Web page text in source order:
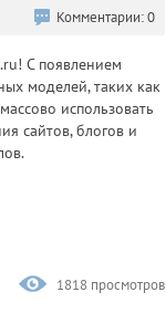
Комментарии: 0
С появлением
моделей, таких как
использовать
сайтов, блогов и
1818 просмотров